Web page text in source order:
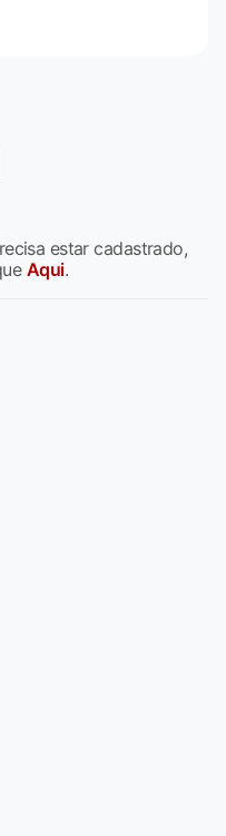
estar cadastrado,
Aqui.